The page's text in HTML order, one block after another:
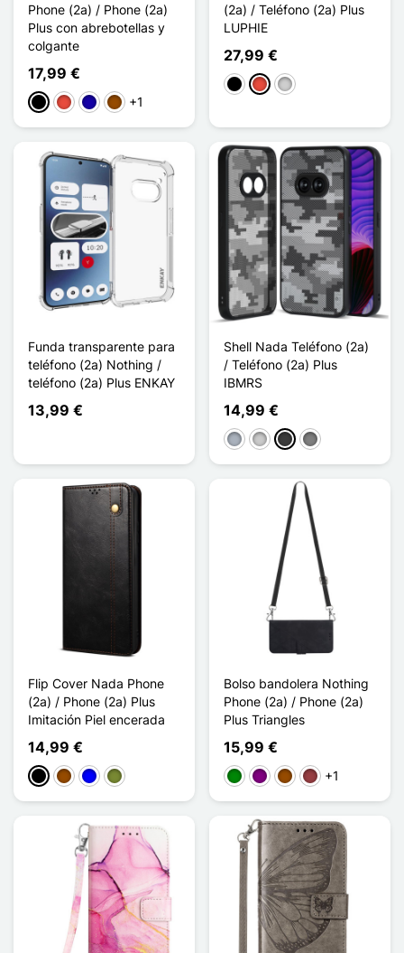
Phone (2a) / Phone (2a)
Plus con abrebotellas y
colgante
17,99 €
NegroRojoAzul oscuro
Marrón
+1
(2a) / Teléfono (2a) Plus
LUPHIE
27,99 €
NegroRojoPlata
Funda transparente para
teléfono (2a) Nothing /
teléfono (2a) Plus ENKAY
13,99 €
Shell Nada Teléfono (2a)
/ Teléfono (2a) Plus
IBMRS
14,99 €
Gris Transparente
Gris oscuro
Gris Transparent
Flip Cover Nada Phone
(2a) / Phone (2a) Plus
Imitación Piel encerada
14,99 €
NegroMarrón
AzulCaqui
Bolso bandolera Nothing
Phone (2a) / Phone (2a)
Plus Triangles
15,99 €
VerdePúrpuraMarrónRojo oscuro
+1